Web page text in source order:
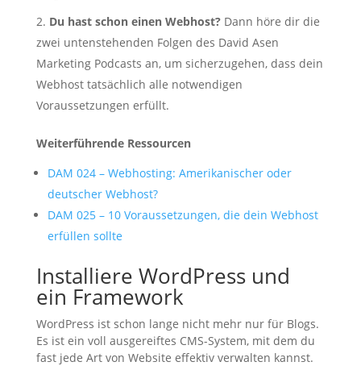
Du hast schon einen Webhost?Dann höre dir die
zwei untenstehenden Folgen des David Asen
Marketing Podcasts an, um sicherzugehen, dass dein
Webhost tatsächlich alle notwendigen
Voraussetzungen erfüllt.
Weiterführende Ressourcen
DAM 024 – Webhosting: Amerikanischer oder
deutscher Webhost?
DAM 025 – 10 Voraussetzungen, die dein Webhost
erfüllen sollte
Installiere WordPress und
ein Framework
WordPress ist schon lange nicht mehr nur für Blogs.
Es ist ein voll ausgereiftes CMS-System, mit dem du
fast jede Art von Website effektiv verwalten kannst.